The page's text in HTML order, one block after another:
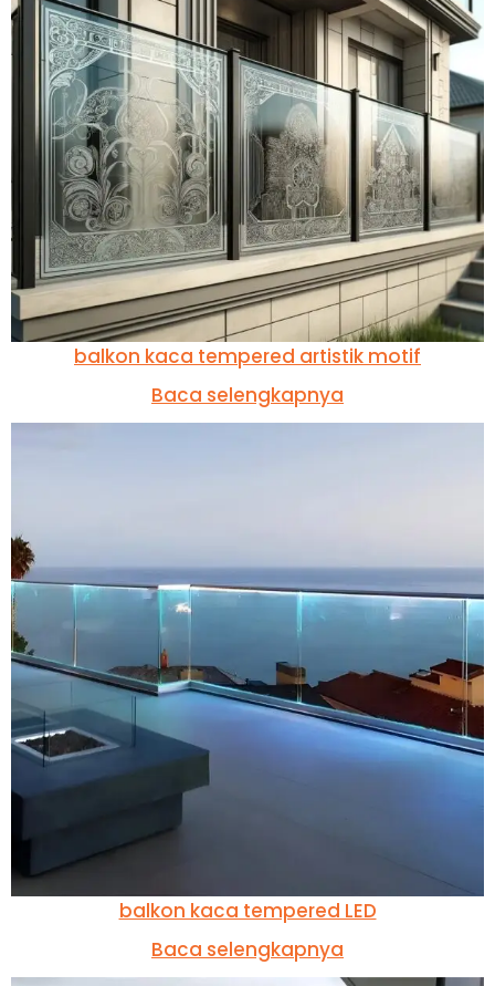
balkon kaca tempered artistik motif
Baca selengkapnya
balkon kaca tempered LED
Baca selengkapnya